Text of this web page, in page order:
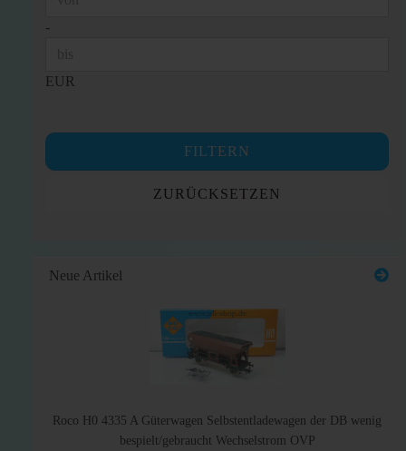
-
EUR
FILTERN
ZURÜCKSETZEN
Neue Artikel
Roco H0 4335 A Güterwagen Selbstentladewagen der DB wenig
bespielt/gebraucht Wechselstrom OVP